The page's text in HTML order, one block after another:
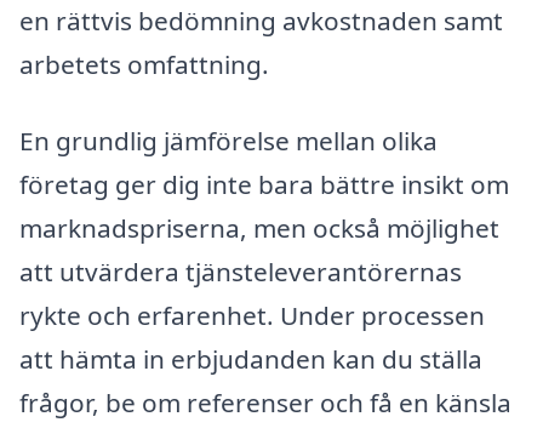
en rättvis bedömning avkostnaden samt
arbetets omfattning.
En grundlig jämförelse mellan olika
företag ger dig inte bara bättre insikt om
marknadspriserna, men också möjlighet
att utvärdera tjänsteleverantörernas
rykte och erfarenhet. Under processen
att hämta in erbjudanden kan du ställa
frågor, be om referenser och få en känsla